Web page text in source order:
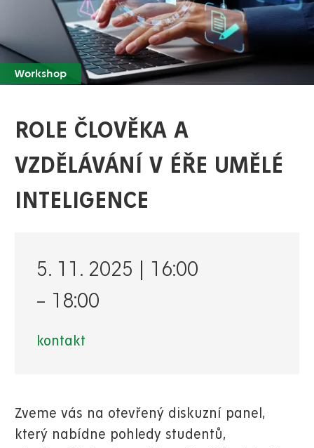
Workshop
ROLE ČLOVĚKA A
VZDĚLÁVÁNÍ V ÉŘE UMĚLÉ
INTELIGENCE
5. 11. 2025 | 16:00
– 18:00
kontakt
Zveme vás na otevřený diskuzní panel,
který nabídne pohledy studentů,